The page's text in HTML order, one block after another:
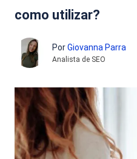
como utilizar?
PorGiovanna Parra
Analista de SEO